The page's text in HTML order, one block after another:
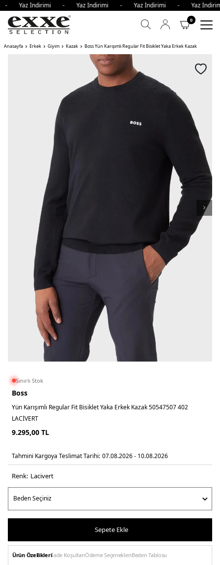
- Yaz İndirimi - Yaz İndirimi - Yaz İndirimi - Yaz
0
Anasayfa Erkek Giyim Kazak Boss Yün Karışımlı Regular Fit Bisiklet Yaka Erkek Kazak
Sınırlı Stok
Boss
Yün Karışımlı Regular Fit Bisiklet Yaka Erkek Kazak 50547507 402
LACİVERT
9.295,00 TL
Tahmini Kargoya Teslimat Tarihi: 07.08.2026 - 10.08.2026
Renk: laci̇vert
Sepete Ekle
Ürün Özellikleriİade KoşullarıÖdeme SeçenekleriBeden Tablosu